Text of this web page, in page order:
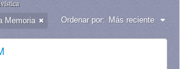
Memoria Ordenar por: Más reciente